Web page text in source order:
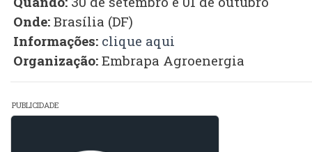
Onde: Brasília (DF)
Informações: clique aqui
Organização: Embrapa Agroenergia
PUBLICIDADE